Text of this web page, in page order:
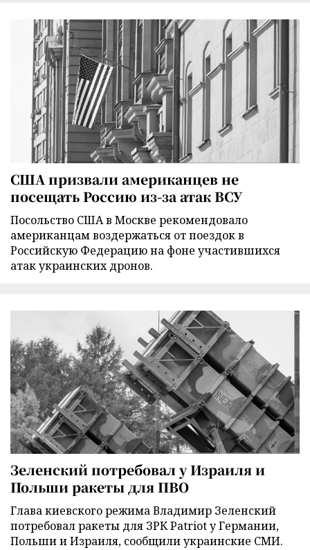
США призвали американцев не
посещать Россию из-за атак ВСУ
Посольство США в Москве рекомендовало
американцам воздержаться от поездок в
Российскую Федерацию на фоне участившихся
атак украинских дронов.
Зеленский потребовал у Израиля и
Польши ракеты для ПВО
Глава киевского режима Владимир Зеленский
потребовал ракеты для ЗРК Patriot у Германии,
Польши и Израиля, сообщили украинские СМИ.